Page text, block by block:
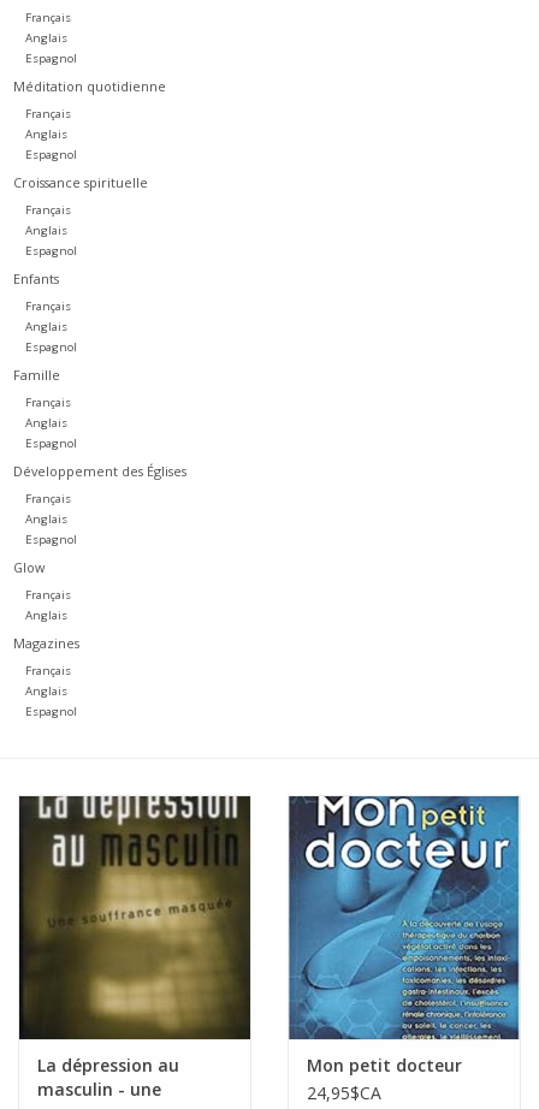
Français
Anglais
Espagnol
Méditation quotidienne
Français
Anglais
Espagnol
Croissance spirituelle
Français
Anglais
Espagnol
Enfants
Français
Anglais
Espagnol
Famille
Français
Anglais
Espagnol
Développement des Églises
Français
Anglais
Espagnol
Glow
Français
Anglais
Magazines
Français
Anglais
Espagnol
La dépression au
masculin - une
Mon petit docteur
24,95$CA